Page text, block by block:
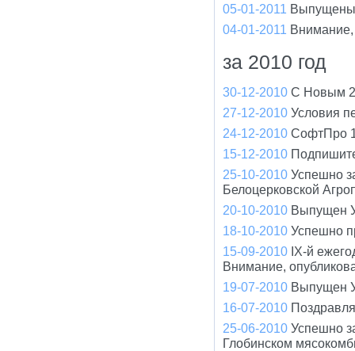
05-01-2011 Выпущены
04-01-2011 Внимание,
за 2010 год
30-12-2010 С Новым
27-12-2010 Условия
24-12-2010 СофтПро
15-12-2010
25-10-2010 Успешно
Белоцерковской
20-10-2010 Выпущен
18-10-2010 Успешно
15-09-2010 IX-й
Внимание,
19-07-2010 Выпущен
16-07-2010
25-06-2010 Успешно
Глобинском